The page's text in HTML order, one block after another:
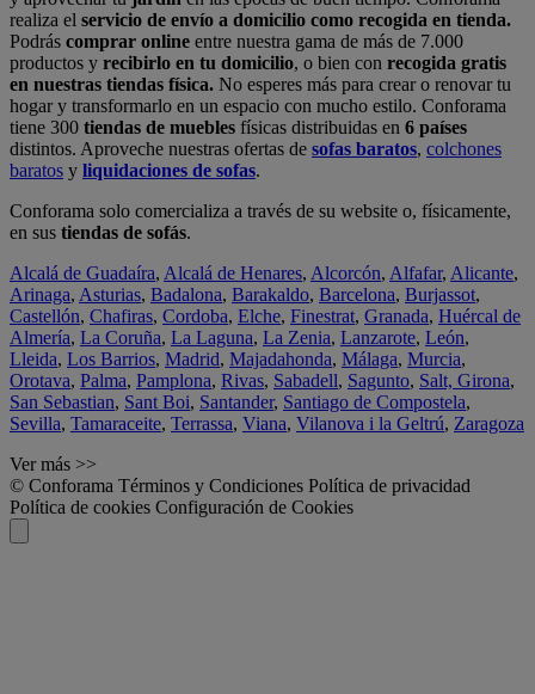
realiza el servicio de envío a domicilio como recogida en tienda.
Podrás comprar online entre nuestra gama de más de 7.000
productos y recibirlo en tu domicilio, o bien con recogida gratis
en nuestras tiendas física. No esperes más para crear o renovar tu
hogar y transformarlo en un espacio con mucho estilo. Conforama
tiene 300 tiendas de muebles físicas distribuidas en 6 países
distintos. Aproveche nuestras ofertas de sofas baratos, colchones
baratos y liquidaciones de sofas.
Conforama solo comercializa a través de su website o, físicamente,
en sus tiendas de sofás.
Alcalá de Guadaíra, Alcalá de Henares, Alcorcón, Alfafar, Alicante,
Arinaga, Asturias, Badalona, Barakaldo, Barcelona, Burjassot,
Castellón, Chafiras, Cordoba, Elche, Finestrat, Granada, Huércal de
Almería, La Coruña, La Laguna, La Zenia, Lanzarote, León,
Lleida, Los Barrios, Madrid, Majadahonda, Málaga, Murcia,
Orotava, Palma, Pamplona, Rivas, Sabadell, Sagunto, Salt, Girona,
San Sebastian, Sant Boi, Santander, Santiago de Compostela,
Sevilla, Tamaraceite, Terrassa, Viana, Vilanova i la Geltrú, Zaragoza
Ver más >>
© Conforama Términos y Condiciones Política de privacidad
Política de cookies Configuración de Cookies